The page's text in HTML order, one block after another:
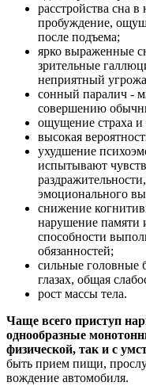
расстройства сна
пробуждение,
после подъема;
ярко выраженные
зрительные
неприятный
сонный паралич -
совершению
ощущение страха и
высокая
ухудшение
испытывают
эмоционального
снижение
нарушение памяти
способности
обязанностей;
сильные головные
глазах, общая
рост массы тела.
Чаще всего приступ
однообразные
физической, так и с
быть прием пищи,
вождение автомобиля.